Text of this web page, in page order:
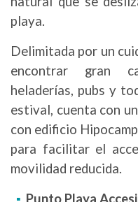
playa.
Delimitada por un
encontrar gran
heladerías, pubs y
estival, cuenta con
con edificio
para facilitar el
movilidad reducida.
Punto Playa